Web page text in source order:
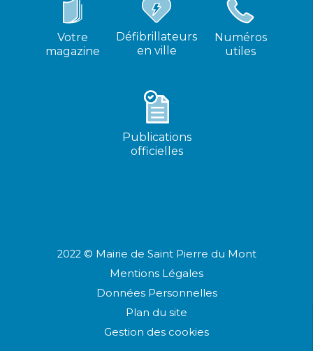
Votre
magazine
Défibrillateurs
en ville
Numéros
utiles
Publications
officielles
2022 © Mairie de Saint Pierre du Mont
Mentions Légales
Données Personnelles
Plan du site
Gestion des cookies